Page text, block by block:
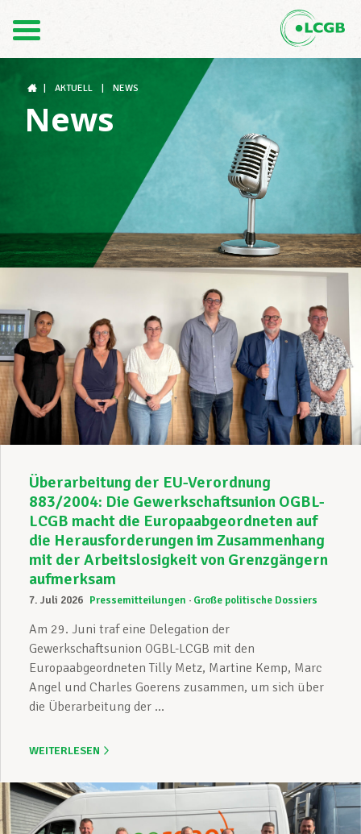
FR
Gewerkschaftsstrukturen
Unterstützung im Arbeitsalltag
Ihre Rechte
Unterstützung im Privatleben
Mitglied werden
AKTUELL NEWS
News
Überarbeitung der EU-Verordnung
883/2004: Die Gewerkschaftsunion OGBL-
LCGB macht die Europaabgeordneten auf
die Herausforderungen im Zusammenhang
mit der Arbeitslosigkeit von Grenzgängern
aufmerksam
7. Juli 2026 Pressemitteilungen Große politische Dossiers
Am 29. Juni traf eine Delegation der
Gewerkschaftsunion OGBL-LCGB mit den
Europaabgeordneten Tilly Metz, Martine Kemp, Marc
Angel und Charles Goerens zusammen, um sich über
die Überarbeitung der ...
WEITERLESEN